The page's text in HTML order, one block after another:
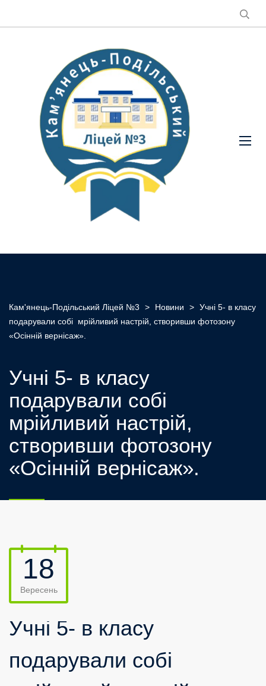
Кам'янець-Подільський Ліцей №3 > Новини > Учні 5- в класу
подарували собі мрійливий настрій, створивши фотозону
«Осінній вернісаж».
Учні 5- в класу
подарували собі
мрійливий настрій,
створивши фотозону
«Осінній вернісаж».
18
Вересень
Учні 5- в класу
подарували собі